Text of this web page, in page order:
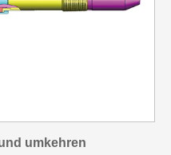
umkehren